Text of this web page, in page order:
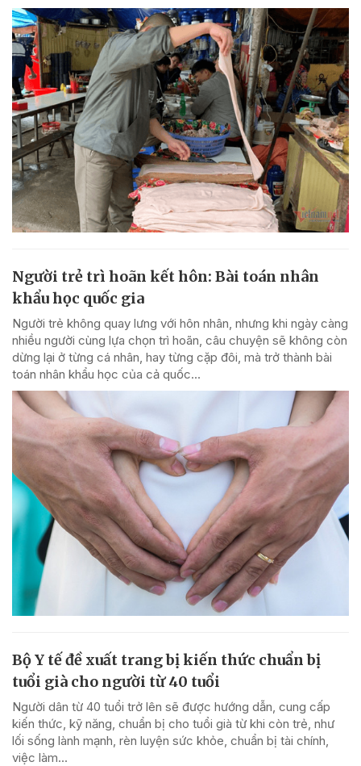
Người trẻ trì hoãn kết hôn: Bài toán nhân
khẩu học quốc gia
Người trẻ không quay lưng với hôn nhân, nhưng khi ngày càng
nhiều người cùng lựa chọn trì hoãn, câu chuyện sẽ không còn
dừng lại ở từng cá nhân, hay từng cặp đôi, mà trở thành bài
toán nhân khẩu học của cả quốc...
Bộ Y tế đề xuất trang bị kiến thức chuẩn bị
tuổi già cho người từ 40 tuổi
Người dân từ 40 tuổi trở lên sẽ được hướng dẫn, cung cấp
kiến thức, kỹ năng, chuẩn bị cho tuổi già từ khi còn trẻ, như
lối sống lành mạnh, rèn luyện sức khỏe, chuẩn bị tài chính,
việc làm...